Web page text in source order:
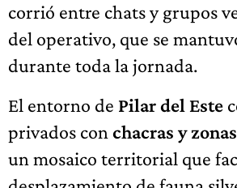
corrió entre chats y grupos
del operativo, que se
durante toda la jornada.
El entorno de Pilar del Este
privados con chacras y
un mosaico territorial que